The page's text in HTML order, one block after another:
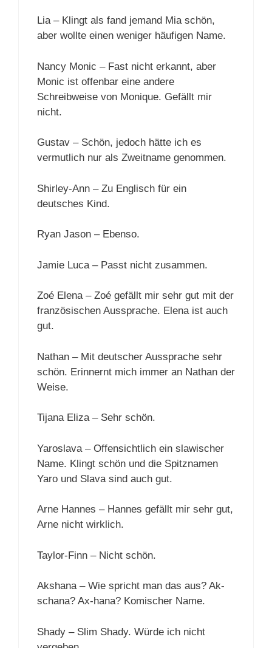
Lia – Klingt als fand jemand Mia schön,
aber wollte einen weniger häufigen Name.
Nancy Monic – Fast nicht erkannt, aber
Monic ist offenbar eine andere
Schreibweise von Monique. Gefällt mir
nicht.
Gustav – Schön, jedoch hätte ich es
vermutlich nur als Zweitname genommen.
Shirley-Ann – Zu Englisch für ein
deutsches Kind.
Ryan Jason – Ebenso.
Jamie Luca – Passt nicht zusammen.
Zoé Elena – Zoé gefällt mir sehr gut mit der
französischen Aussprache. Elena ist auch
gut.
Nathan – Mit deutscher Aussprache sehr
schön. Erinnernt mich immer an Nathan der
Weise.
Tijana Eliza – Sehr schön.
Yaroslava – Offensichtlich ein slawischer
Name. Klingt schön und die Spitznamen
Yaro und Slava sind auch gut.
Arne Hannes – Hannes gefällt mir sehr gut,
Arne nicht wirklich.
Taylor-Finn – Nicht schön.
Akshana – Wie spricht man das aus? Ak-
schana? Ax-hana? Komischer Name.
Shady – Slim Shady. Würde ich nicht